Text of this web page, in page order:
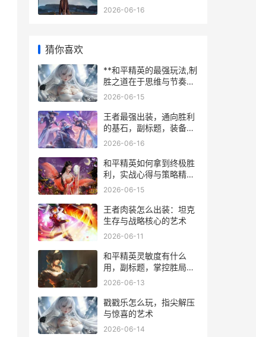
2026-06-16
猜你喜欢
**和平精英的最强玩法,制
胜之道在于思维与节奏，
副标题,从刚枪莽夫到战术
2026-06-15
王者最强出装，通向胜利
的基石，副标题，装备逻
辑与战场艺术的融合
2026-06-16
和平精英如何拿到终极胜
利，实战心得与策略精讲
副标题
2026-06-15
王者肉装怎么出装：坦克
生存与战略核心的艺术
2026-06-11
和平精英灵敏度有什么
用，副标题，掌控胜局的
隐形钥匙
2026-06-13
戳戳乐怎么玩，指尖解压
与惊喜的艺术
2026-06-14